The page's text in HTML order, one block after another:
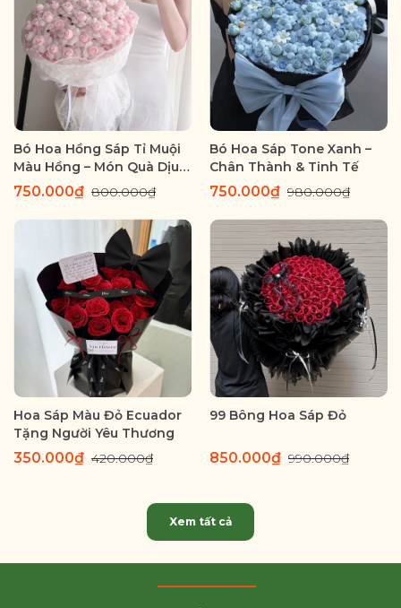
Bó Hoa Hồng Sáp Tỉ Muội
Màu Hồng – Món Quà Dịu
Dàng Thay Lời Yêu
750.000₫ 800.000₫
Bó Hoa Sáp Tone Xanh –
Chân Thành & Tinh Tế
750.000₫ 980.000₫
Hoa Sáp Màu Đỏ Ecuador
Tặng Người Yêu Thương
350.000₫ 420.000₫
99 Bông Hoa Sáp Đỏ
850.000₫ 990.000₫
Xem tất cả